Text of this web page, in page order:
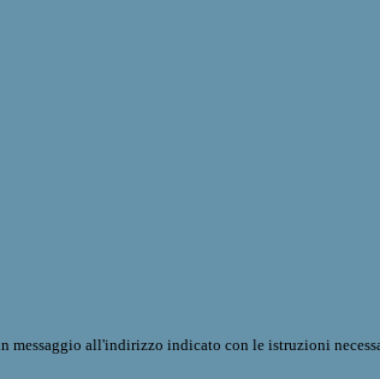
messaggio all'indirizzo indicato con le istruzioni